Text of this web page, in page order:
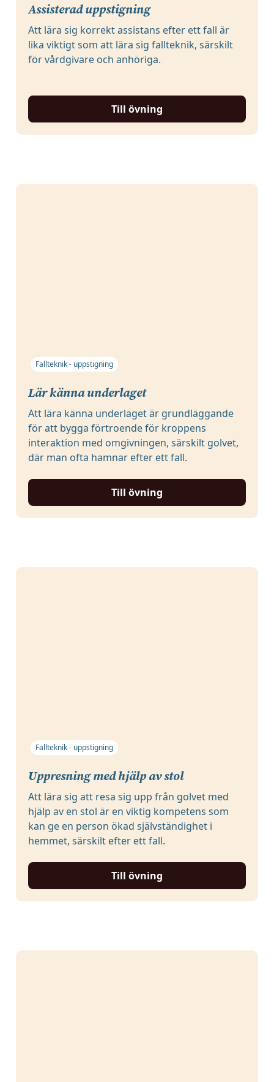
Assisterad uppstigning
Att lära sig korrekt assistans efter ett fall är
lika viktigt som att lära sig fallteknik, särskilt
för vårdgivare och anhöriga.
Till övning
Fallteknik - uppstigning
Lär känna underlaget
Att lära känna underlaget är grundläggande
för att bygga förtroende för kroppens
interaktion med omgivningen, särskilt golvet,
där man ofta hamnar efter ett fall.
Till övning
Fallteknik - uppstigning
Uppresning med hjälp av stol
Att lära sig att resa sig upp från golvet med
hjälp av en stol är en viktig kompetens som
kan ge en person ökad självständighet i
hemmet, särskilt efter ett fall.
Till övning